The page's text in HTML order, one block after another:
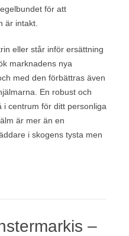
för att
är intakt.
eller står inför ersättning
marknadens nya
med den förbättras även
En robust och
i centrum för ditt personliga
är mer än en
i skogens tysta men
–